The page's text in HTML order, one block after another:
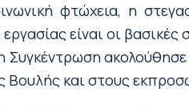
φτώχεια, η
είναι οι
Συγκέντρωση
Βουλής και στους